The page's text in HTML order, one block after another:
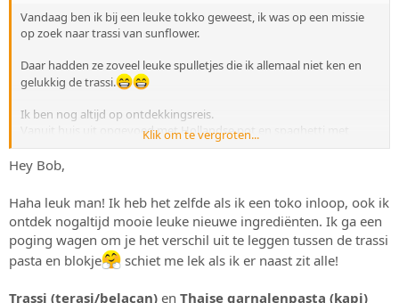
Vandaag ben ik bij een leuke tokko geweest, ik was op een missie
op zoek naar trassi van sunflower.
Daar hadden ze zoveel leuke spulletjes die ik allemaal niet ken en
gelukkig de trassi.
Ik ben nog altijd op ontdekkingsreis.
Vanuit huis uit opgevoed met Hollandse pot en spaghetti met
teveel ingrediënten.
Ik heb 2 foto's bijgevoegd, wanneer koop/gebruik je bijv zo'n pasta
en wanneer trassi blokjes?
Ik heb jouw bericht maar getagged Ewald als zelfbenoemde trassi
junkie
Klik om te vergroten...
Hey Bob,
Haha leuk man! Ik heb het zelfde als ik een toko inloop, ook ik
ontdek nogaltijd mooie leuke nieuwe ingrediënten. Ik ga een
poging wagen om je het verschil uit te leggen tussen de trassi
pasta en blokje
schiet me lek als ik er naast zit alle!
Trassi (terasi/belacan) en Thaise garnalenpasta (kapi)